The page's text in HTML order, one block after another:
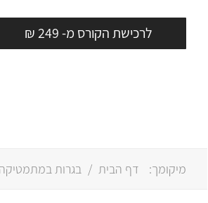
לרכישת הקורס מ- 249 ₪
מיקומך: דף הבית / בגרות במתמטיקה 3 יחידות